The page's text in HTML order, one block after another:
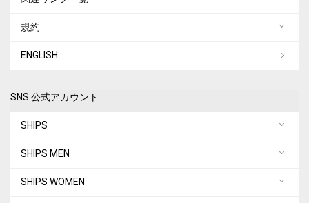
規約
ENGLISH
SNS 公式アカウント
SHIPS
SHIPS MEN
SHIPS WOMEN